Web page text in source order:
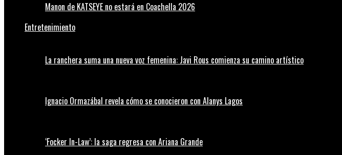
Manon de KATSEYE no estará en Coachella 2026
Entretenimiento
La ranchera suma una nueva voz femenina: Javi Rous comienza su camino artístico
Ignacio Ormazábal revela cómo se conocieron con Alanys Lagos
‘Focker In-Law’: la saga regresa con Ariana Grande